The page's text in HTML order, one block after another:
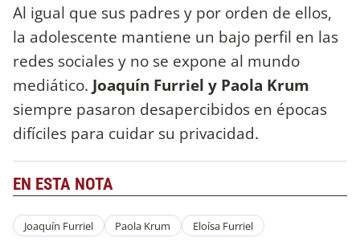
Al igual que sus padres y por orden de ellos,
la adolescente mantiene un bajo perfil en las
redes sociales y no se expone al mundo
mediático. Joaquín Furriel y Paola Krum
siempre pasaron desapercibidos en épocas
difíciles para cuidar su privacidad.
EN ESTA NOTA
Joaquín Furriel Paola Krum Eloísa Furriel